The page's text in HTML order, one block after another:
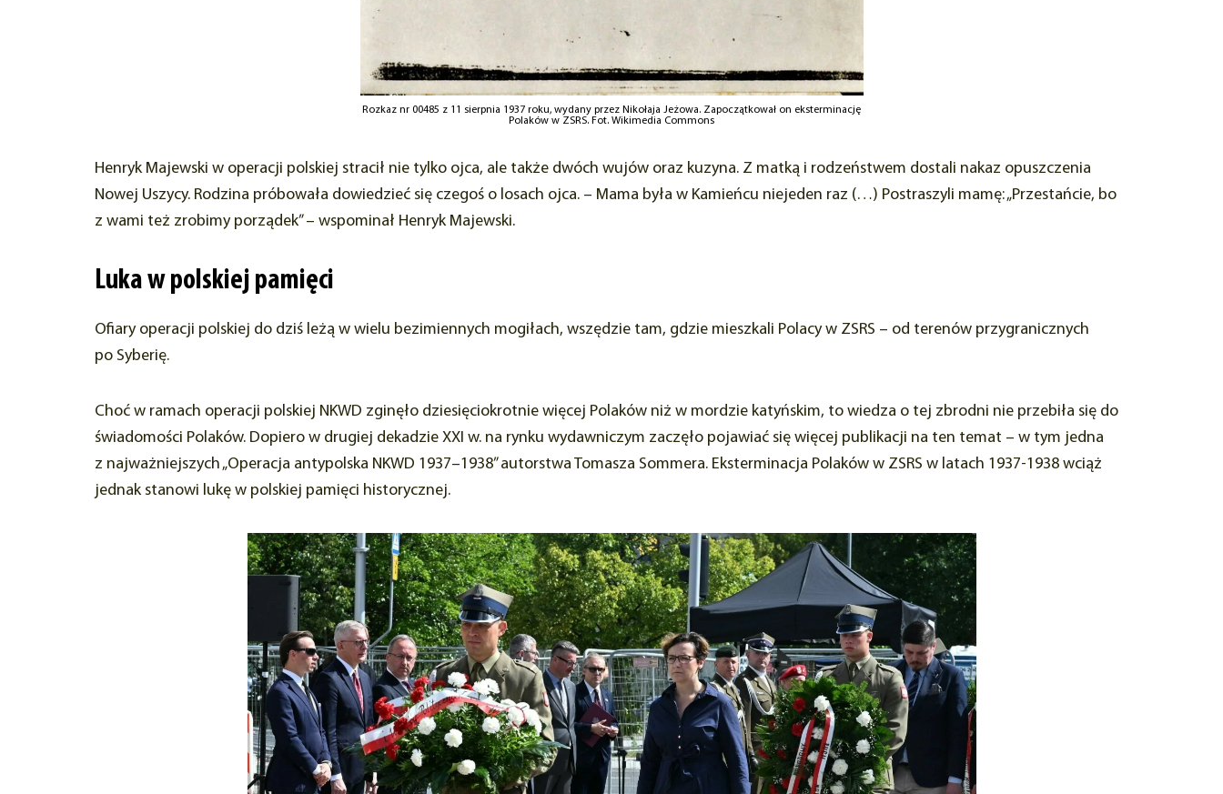
Rozkaz nr 00485 z 11 sierpnia 1937 roku, wydany przez Nikołaja Jeżowa. Zapoczątkował on eksterminację
Polaków w ZSRS. Fot. Wikimedia Commons
Henryk Majewski w operacji polskiej stracił nie tylko ojca, ale także dwóch wujów oraz kuzyna. Z matką i rodzeństwem dostali nakaz opuszczenia
Nowej Uszycy. Rodzina próbowała dowiedzieć się czegoś o losach ojca. – Mama była w Kamieńcu niejeden raz (…) Postraszyli mamę: „Przestańcie, bo
z wami też zrobimy porządek” – wspominał Henryk Majewski.
Luka w polskiej pamięci
Ofiary operacji polskiej do dziś leżą w wielu bezimiennych mogiłach, wszędzie tam, gdzie mieszkali Polacy w ZSRS – od terenów przygranicznych
po Syberię.
Choć w ramach operacji polskiej NKWD zginęło dziesięciokrotnie więcej Polaków niż w mordzie katyńskim, to wiedza o tej zbrodni nie przebiła się do
świadomości Polaków. Dopiero w drugiej dekadzie XXI w. na rynku wydawniczym zaczęło pojawiać się więcej publikacji na ten temat – w tym jedna
z najważniejszych „Operacja antypolska NKWD 1937–1938” autorstwa Tomasza Sommera. Eksterminacja Polaków w ZSRS w latach 1937-1938 wciąż
jednak stanowi lukę w polskiej pamięci historycznej.